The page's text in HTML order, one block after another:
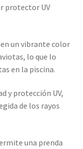
protector UV
un vibrante color
lo que lo
en la piscina.
y protección UV,
de los rayos
una prenda